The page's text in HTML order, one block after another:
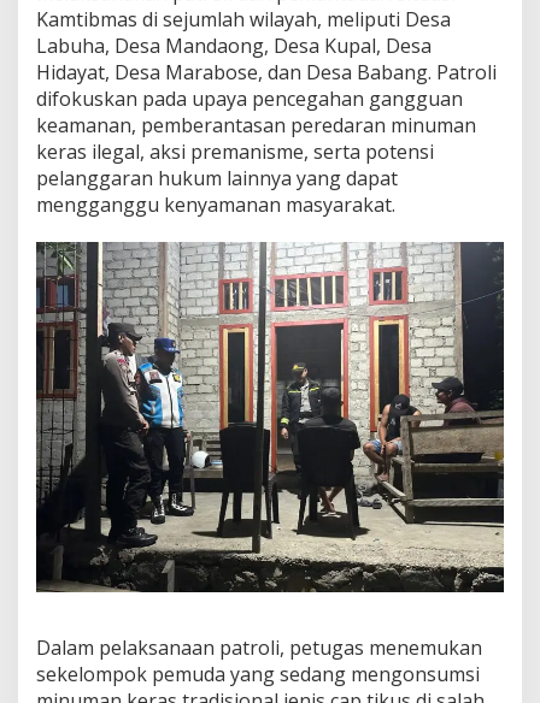
a
n
g
A
m
a
d
a
n
o
n
d
u
s
i
f
Kamtibmas di sejumlah wilayah, meliputi Desa
Labuha, Desa Mandaong, Desa Kupal, Desa
Hidayat, Desa Marabose, dan Desa Babang. Patroli
difokuskan pada upaya pencegahan gangguan
keamanan, pemberantasan peredaran minuman
keras ilegal, aksi premanisme, serta potensi
pelanggaran hukum lainnya yang dapat
mengganggu kenyamanan masyarakat.
Dalam pelaksanaan patroli, petugas menemukan
sekelompok pemuda yang sedang mengonsumsi